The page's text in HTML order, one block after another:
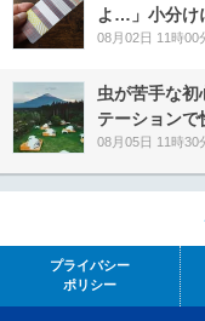
よ…」小分け
08月02日 11時00
虫が苦手な初
テーションで
08月05日 11時30
プライバシー
ポリシー